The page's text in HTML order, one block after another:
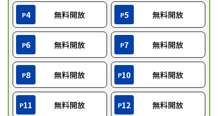
P4 無料開放 P5 無料開放
P6 無料開放 P7 無料開放
P8 無料開放 P10 無料開放
P11 無料開放 P12 無料開放